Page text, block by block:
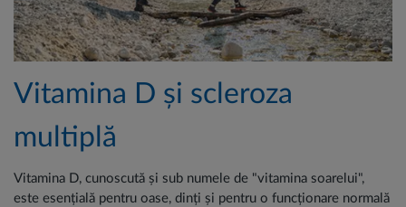
Vitamina D și scleroza
multiplă
Vitamina D, cunoscută și sub numele de "vitamina soarelui",
este esențială pentru oase, dinți și pentru o funcționare normală